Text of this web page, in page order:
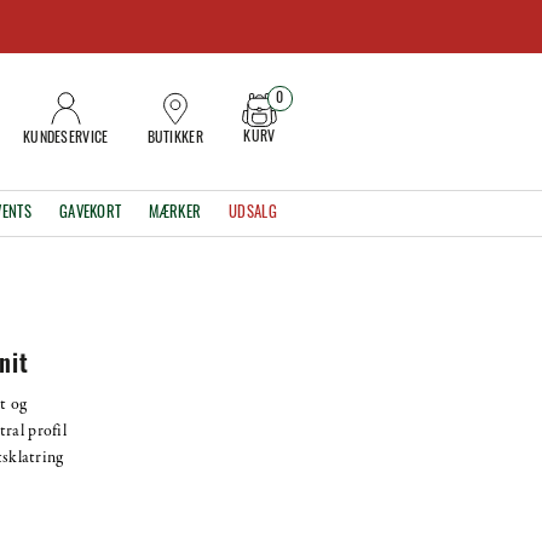
KUNDESERVICE BUTIKKER KURV
0
GAVEKORT MÆRKER UDSALG
og
profil